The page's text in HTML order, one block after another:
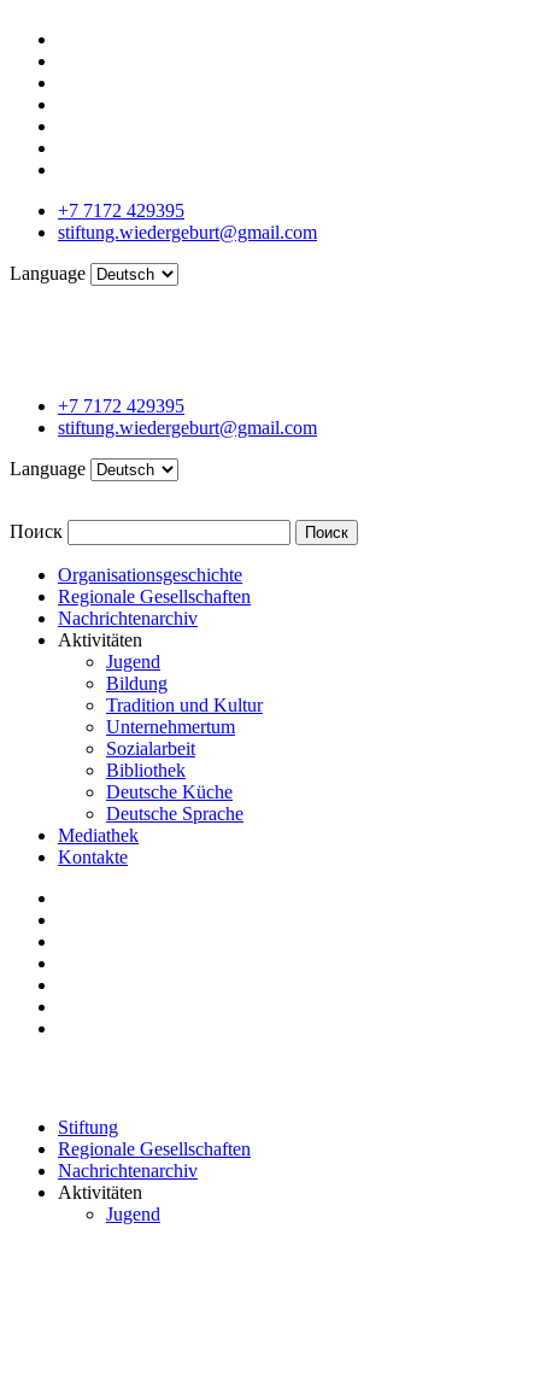
+7 7172 429395
stiftung.wiedergeburt@gmail.com
Language
+7 7172 429395
stiftung.wiedergeburt@gmail.com
Language
Поиск Поиск
Organisationsgeschichte
Regionale Gesellschaften
Nachrichtenarchiv
Aktivitäten
Jugend
Bildung
Tradition und Kultur
Unternehmertum
Sozialarbeit
Bibliothek
Deutsche Küche
Deutsche Sprache
Mediathek
Kontakte
Stiftung
Regionale Gesellschaften
Nachrichtenarchiv
Aktivitäten
Jugend